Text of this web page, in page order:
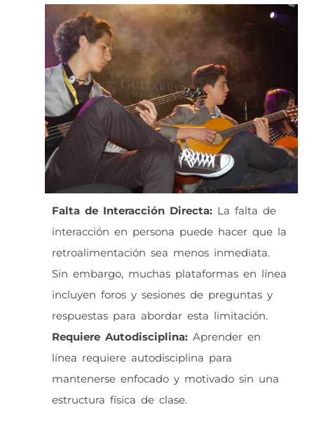
Falta de Interacción Directa:La falta de
interacción en persona puede hacer que la
retroalimentación sea menos inmediata.
Sin embargo, muchas plataformas en línea
incluyen foros y sesiones de preguntas y
respuestas para abordar esta limitación.
Requiere Autodisciplina:Aprender en
línea requiere autodisciplina para
mantenerse enfocado y motivado sin una
estructura física de clase.